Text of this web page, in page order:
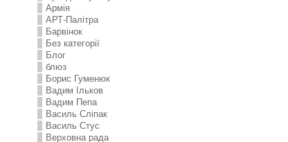
Армія
АРТ-Палітра
Барвінок
Без категорії
Блог
блюз
Борис Гуменюк
Вадим Ільков
Вадим Пепа
Василь Сліпак
Василь Стус
Верховна рада